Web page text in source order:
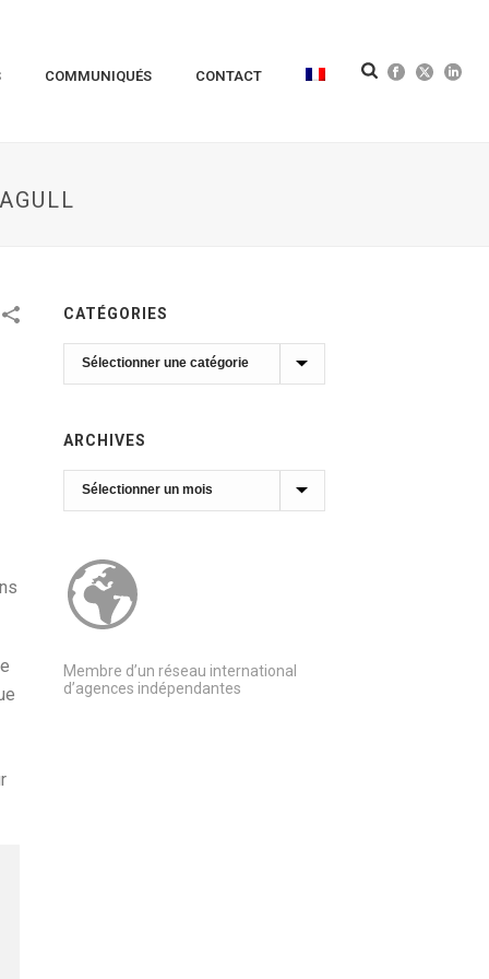
COMMUNIQUÉS CONTACT
CATÉGORIES
Catégories
ARCHIVES
Archives
Membre d’un réseau international
d’agences indépendantes